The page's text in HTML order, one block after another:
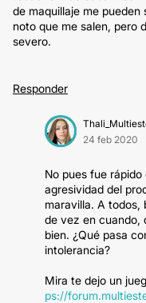
de maquillaje me
noto que me salen, pero
severo.
Responder
24 feb 2020
No pues fue
agresividad del
maravilla. A todos,
de vez en cuando,
bien. ¿Qué pasa
intolerancia?
Mira te dejo un
ps://